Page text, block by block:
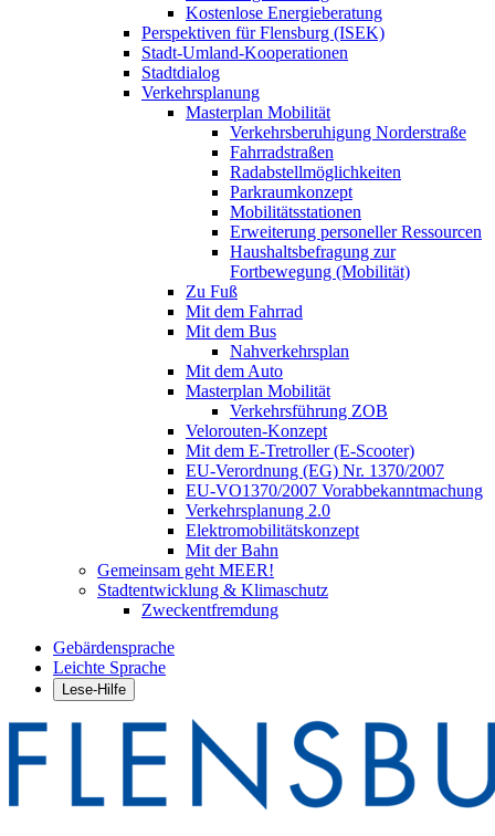
Kostenlose Energieberatung
Perspektiven für Flensburg (ISEK)
Stadt-Umland-Kooperationen
Stadtdialog
Verkehrsplanung
Masterplan Mobilität
Verkehrsberuhigung Norderstraße
Fahrradstraßen
Radabstellmöglichkeiten
Parkraumkonzept
Mobilitätsstationen
Erweiterung personeller Ressourcen
Haushaltsbefragung zur
Fortbewegung (Mobilität)
Zu Fuß
Mit dem Fahrrad
Mit dem Bus
Nahverkehrsplan
Mit dem Auto
Masterplan Mobilität
Verkehrsführung ZOB
Velorouten-Konzept
Mit dem E-Tretroller (E-Scooter)
EU-Verordnung (EG) Nr. 1370/2007
EU-VO1370/2007 Vorabbekanntmachung
Verkehrsplanung 2.0
Elektromobilitätskonzept
Mit der Bahn
Gemeinsam geht MEER!
Stadtentwicklung & Klimaschutz
Zweckentfremdung
Gebärdensprache
Leichte Sprache
Lese-Hilfe